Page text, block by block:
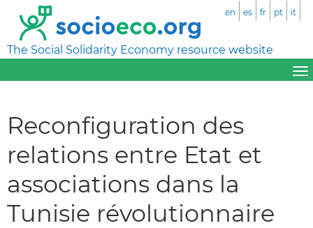
The Social Solidarity Economy resource website
en es fr pt it
Reconfiguration des
relations entre Etat et
associations dans la
Tunisie révolutionnaire